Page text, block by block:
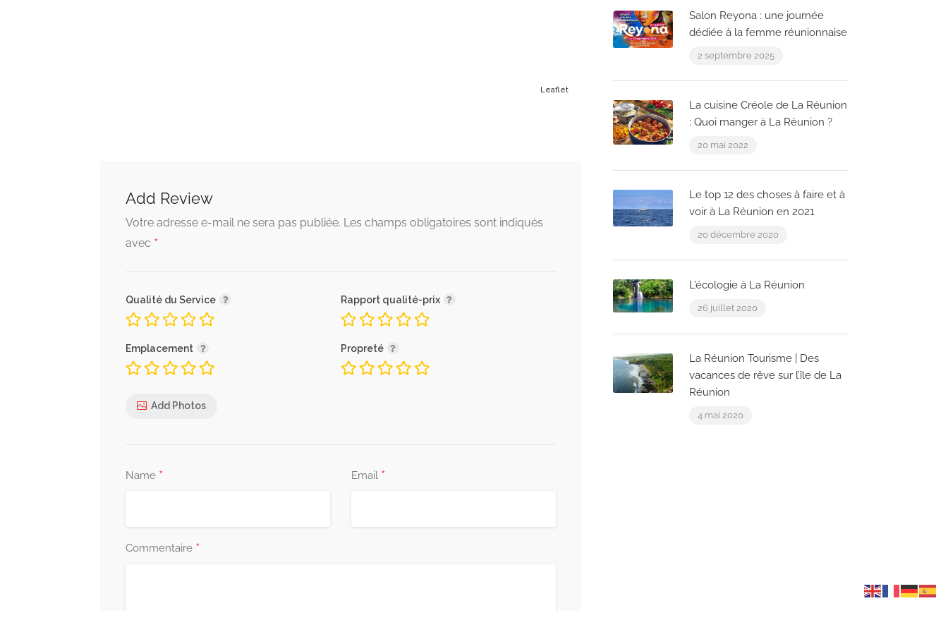
Leaflet
Add Review
Votre adresse e-mail ne sera pas publiée. Les champs obligatoires sont indiqués
avec *
Qualité du Service Rapport qualité-prix
Emplacement Propreté
Add Photos
Name * Email *
Commentaire *
Salon Reyona : une journée
dédiée à la femme réunionnaise
2 septembre 2025
La cuisine Créole de La Réunion
: Quoi manger à La Réunion ?
20 mai 2022
Le top 12 des choses à faire et à
voir à La Réunion en 2021
20 décembre 2020
L’écologie à La Réunion
26 juillet 2020
La Réunion Tourisme | Des
vacances de rêve sur l’île de La
Réunion
4 mai 2020